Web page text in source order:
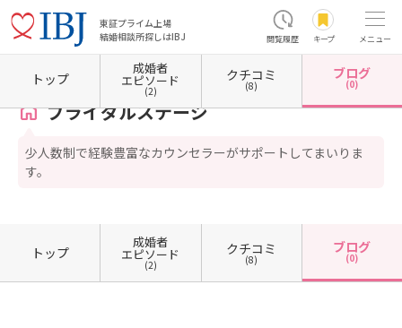
東証プライム上場
結婚相談所探しはIBJ
閲覧履歴 キープ メニュー
ホーム 愛知県の結婚相談所 愛知県半田市 ブライダルステージ カウンセラーブログ
ブライダルステージ
少人数制で経験豊富なカウンセラーがサポートしてまいりま
す。
トップ
成婚者
エピソード
(2)
クチコミ
(8)
ブログ
(0)
トップ
成婚者
エピソード
(2)
クチコミ
(8)
ブログ
(0)